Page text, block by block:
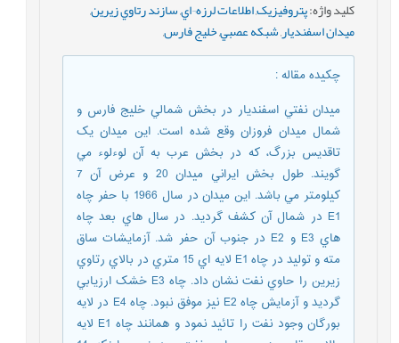
کلید واژه:پتروفيزيک,اطلاعات لرزه¬اي,سازند رتاوي زيرين,
ميدان اسفنديار,شبکه عصبي,خلیج فارس,
چکیده مقاله:
ميدان نفتي اسفنديار در بخش شمالي خليج فارس و
شمال ميدان فروزان وقع شده است. اين ميدان يک
تاقديس بزرگ، که در بخش عرب به آن لوءلوء مي
گويند. طول بخش ايراني ميدان 20 و عرض آن 7
کيلومتر مي باشد. اين ميدان در سال 1966 با حفر چاه
E1 در شمال آن کشف گرديد. در سال هاي بعد چاه
هاي E3 و E2 در جنوب آن حفر شد. آزمايشات ساق
مته و توليد در چاه E1 لايه اي 15 متري در بالاي رتاوي
زيرين را حاوي نفت نشان داد. چاه E3 خشک ارزيابي
گرديد و آزمايش چاه E2 نيز موفق نبود. چاه E4 در لايه
بورگان وجود نفت را تائيد نمود و همانند چاه E1 لايه